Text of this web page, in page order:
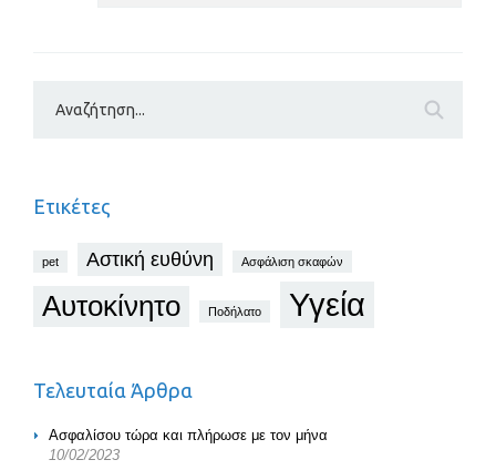
Ετικέτες
pet Αστική ευθύνη Ασφάλιση σκαφών
Αυτοκίνητο Ποδήλατο Υγεία
Τελευταία Άρθρα
Ασφαλίσου τώρα και πλήρωσε με τον μήνα
10/02/2023